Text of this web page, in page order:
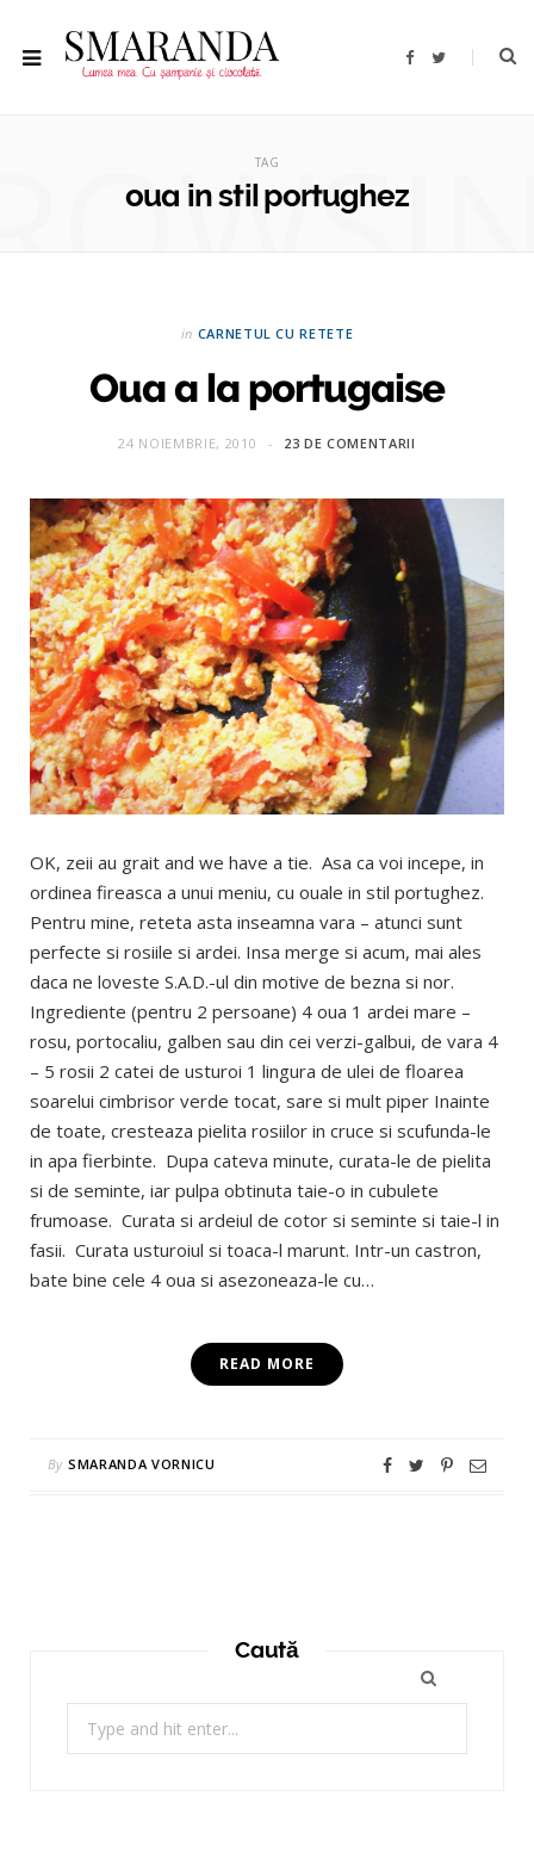
F
T
TAG
oua in stil portughez
in CARNETUL CU RETETE
Oua a la portugaise
24 NOIEMBRIE, 2010 23 DE COMENTARII
OK, zeii au grait and we have a tie. Asa ca voi incepe, in
ordinea fireasca a unui meniu, cu ouale in stil portughez.
Pentru mine, reteta asta inseamna vara – atunci sunt
perfecte si rosiile si ardei. Insa merge si acum, mai ales
daca ne loveste S.A.D.-ul din motive de bezna si nor.
Ingrediente (pentru 2 persoane) 4 oua 1 ardei mare –
rosu, portocaliu, galben sau din cei verzi-galbui, de vara 4
– 5 rosii 2 catei de usturoi 1 lingura de ulei de floarea
soarelui cimbrisor verde tocat, sare si mult piper Inainte
de toate, cresteaza pielita rosiilor in cruce si scufunda-le
in apa fierbinte. Dupa cateva minute, curata-le de pielita
si de seminte, iar pulpa obtinuta taie-o in cubulete
frumoase. Curata si ardeiul de cotor si seminte si taie-l in
fasii. Curata usturoiul si toaca-l marunt. Intr-un castron,
bate bine cele 4 oua si asezoneaza-le cu…
READ MORE
By SMARANDA VORNICU
Caută
for: